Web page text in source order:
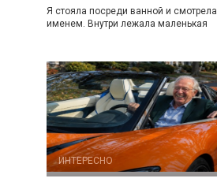
Я стояла посреди ванной и
именем. Внутри лежала маленькая
ИНТЕРЕСНО